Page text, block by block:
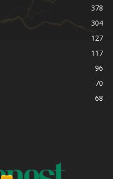
378
304
127
117
96
70
68